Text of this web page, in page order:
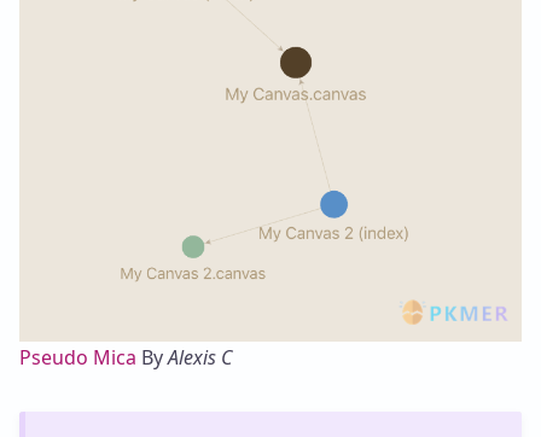
Pseudo Mica ByAlexis C